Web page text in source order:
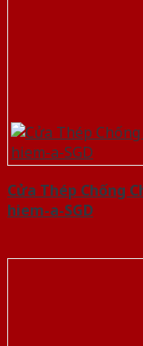
Cửa Thép Chống
hiem-a-SGD